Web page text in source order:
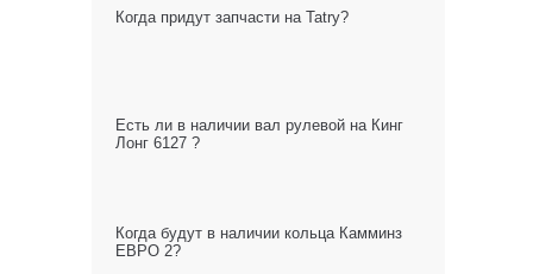
Когда придут запчасти на Tatry?
Есть ли в наличии вал рулевой на Кинг
Лонг 6127 ?
Когда будут в наличии кольца Камминз
ЕВРО 2?